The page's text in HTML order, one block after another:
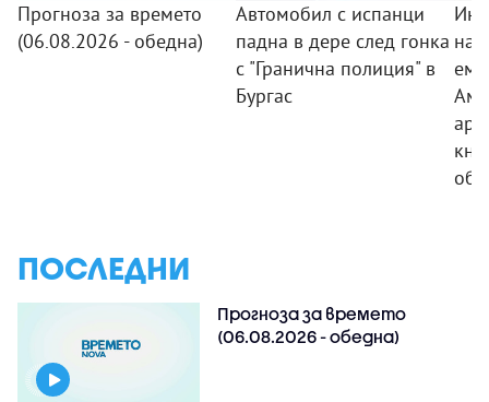
Прогноза за времето
(06.08.2026 - обедна)
Автомобил с испанци
падна в дере след гонка
с "Гранична полиция" в
Бургас
на
ПОСЛЕДНИ
Прогноза за времето
(06.08.2026 - обедна)